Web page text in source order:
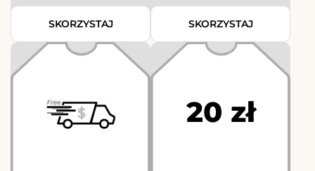
SKORZYSTAJ SKORZYSTAJ
20 zł